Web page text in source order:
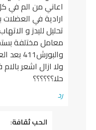
اعاني من الم في كل
معامل مختلفة بستخدام
ولا ازال اشعر بالام في
حلا؟؟؟؟؟؟
الحب ثقافة: